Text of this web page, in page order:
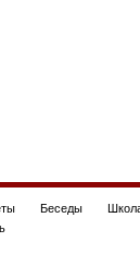
Беседы